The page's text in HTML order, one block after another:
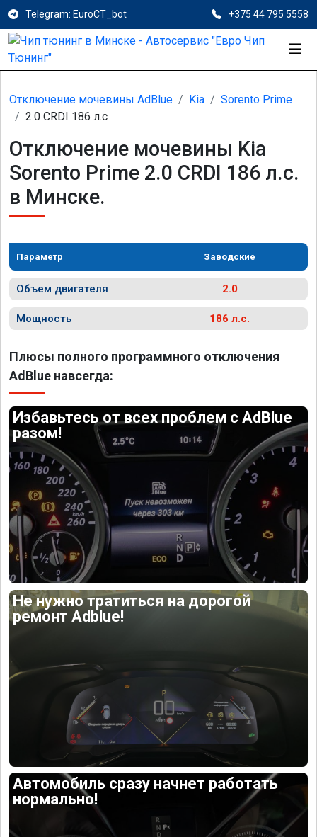
Telegram: EuroCT_bot +375 44 795 5558
Отключение мочевины AdBlue Kia
Sorento Prime
2.0 CRDI 186 л.с
Отключение мочевины Kia
Sorento Prime 2.0 CRDI 186 л.с.
в Минске.
Параметр Заводские
Объем двигателя 2.0
Мощность 186 л.с.
Плюсы полного программного отключения
AdBlue навсегда:
Избавьтесь от всех проблем с AdBlue
разом!
Не нужно тратиться на дорогой
ремонт Adblue!
Автомобиль сразу начнет работать
нормально!